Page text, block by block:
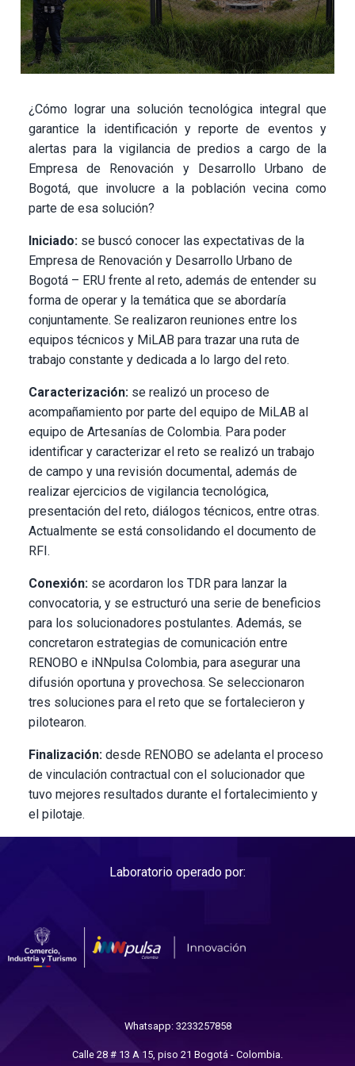
¿Cómo lograr una solución tecnológica integral que
garantice la identificación y reporte de eventos y
alertas para la vigilancia de predios a cargo de la
Empresa de Renovación y Desarrollo Urbano de
Bogotá, que involucre a la población vecina como
parte de esa solución?
Iniciado: se buscó conocer las expectativas de la
Empresa de Renovación y Desarrollo Urbano de
Bogotá – ERU frente al reto, además de entender su
forma de operar y la temática que se abordaría
conjuntamente. Se realizaron reuniones entre los
equipos técnicos y MiLAB para trazar una ruta de
trabajo constante y dedicada a lo largo del reto.
Caracterización: se realizó un proceso de
acompañamiento por parte del equipo de MiLAB al
equipo de Artesanías de Colombia. Para poder
identificar y caracterizar el reto se realizó un trabajo
de campo y una revisión documental, además de
realizar ejercicios de vigilancia tecnológica,
presentación del reto, diálogos técnicos, entre otras.
Actualmente se está consolidando el documento de
RFI.
Conexión: se acordaron los TDR para lanzar la
convocatoria, y se estructuró una serie de beneficios
para los solucionadores postulantes. Además, se
concretaron estrategias de comunicación entre
RENOBO e iNNpulsa Colombia, para asegurar una
difusión oportuna y provechosa. Se seleccionaron
tres soluciones para el reto que se fortalecieron y
pilotearon.
Finalización: desde RENOBO se adelanta el proceso
de vinculación contractual con el solucionador que
tuvo mejores resultados durante el fortalecimiento y
el pilotaje.
Laboratorio operado por:
Whatsapp: 3233257858
Calle 28 # 13 A 15, piso 21 Bogotá - Colombia.